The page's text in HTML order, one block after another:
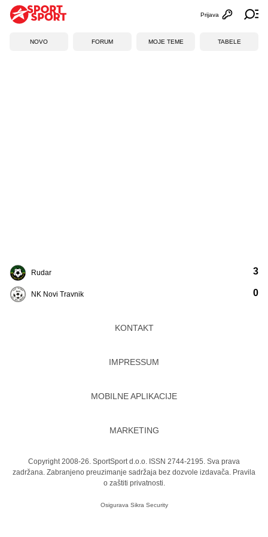
Otvori
Prijava
NOVO FORUM MOJE TEME TABELE
Rudar
NK Novi Travnik
3
0
KONTAKT
IMPRESSUM
MOBILNE APLIKACIJE
MARKETING
Copyright 2008-26. SportSport d.o.o. ISSN 2744-2195. Sva prava
zadržana. Zabranjeno preuzimanje sadržaja bez dozvole izdavača. Pravila
o zaštiti privatnosti.
Osigurava Sikra Security